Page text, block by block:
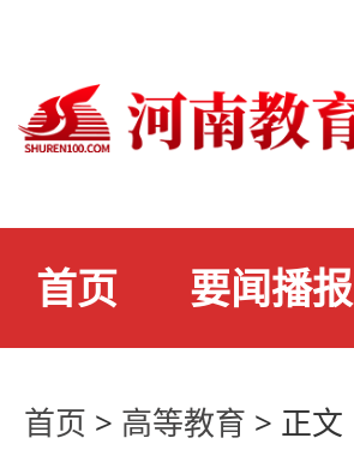
首页 要闻播报
首页 > 高等教育 > 正文